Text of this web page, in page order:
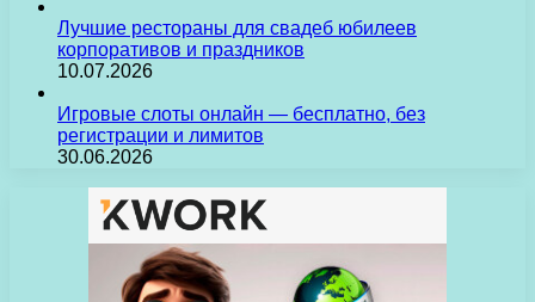
Лучшие рестораны для свадеб юбилеев
корпоративов и праздников
10.07.2026
Игровые слоты онлайн — бесплатно, без
регистрации и лимитов
30.06.2026